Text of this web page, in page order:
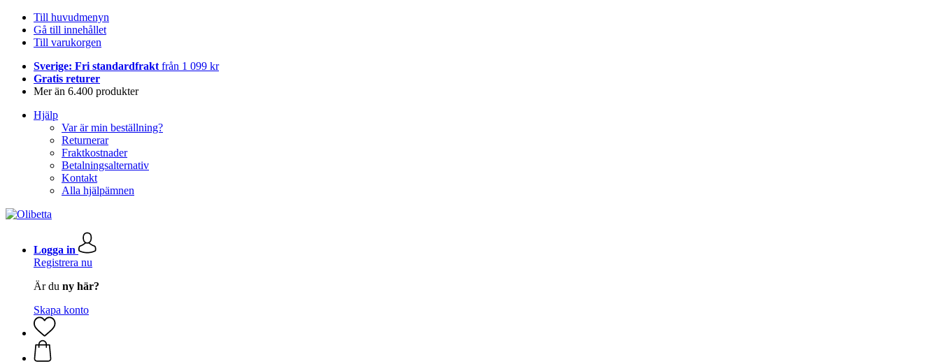
Till huvudmenyn
Gå till innehållet
Till varukorgen
Sverige: Fri standardfrakt från 1 099 kr
Gratis returer
Mer än 6.400 produkter
Hjälp
Var är min beställning?
Returnerar
Fraktkostnader
Betalningsalternativ
Kontakt
Alla hjälpämnen
Logga in
Registrera nu
Är du ny här?
Skapa konto